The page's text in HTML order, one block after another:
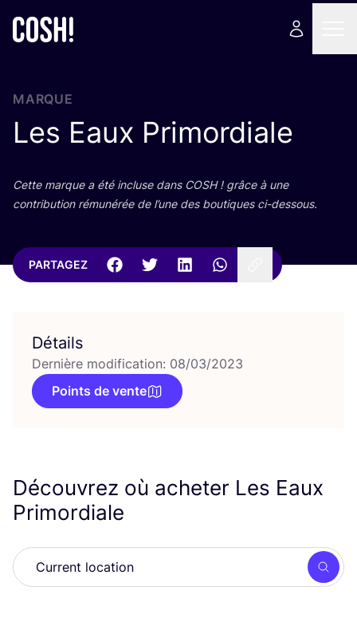
MARQUE
Les Eaux Primordiale
Cette marque a été incluse dans COSH! grâce à une
contri­bu­tion rému­né­rée de l’une des bou­tiques ci-dessous.
PARTAGEZ
Détails
Dernière modification: 08/03/2023
Points de vente
Découvrez où acheter Les Eaux
Primordiale